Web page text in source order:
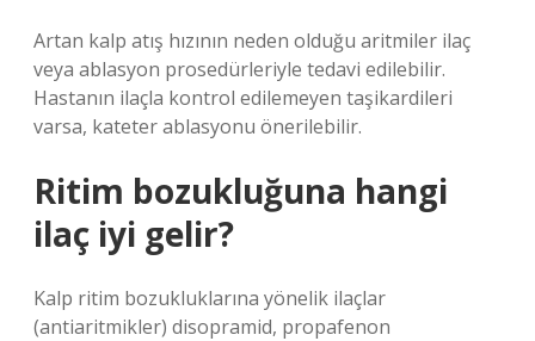
Artan kalp atış hızının neden olduğu aritmiler ilaç
veya ablasyon prosedürleriyle tedavi edilebilir.
Hastanın ilaçla kontrol edilemeyen taşikardileri
varsa, kateter ablasyonu önerilebilir.
Ritim bozukluğuna hangi
ilaç iyi gelir?
Kalp ritim bozukluklarına yönelik ilaçlar
(antiaritmikler) disopramid, propafenon